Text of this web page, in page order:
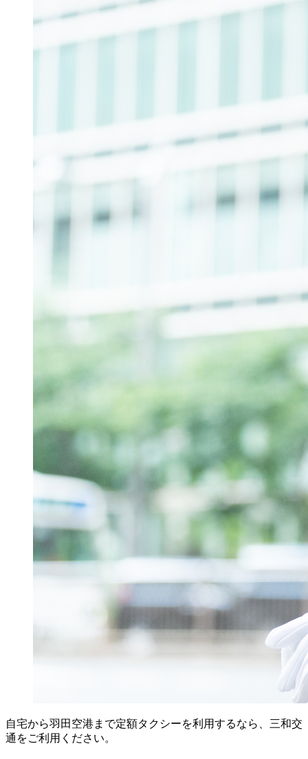
自宅から羽田空港まで定額タクシーを利用するなら、三和交
通をご利用ください。